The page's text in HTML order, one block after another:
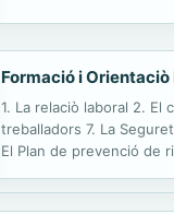
Formació i
1. La relaciò laboral 2.
treballadors 7. La
El Plan de prevenció de